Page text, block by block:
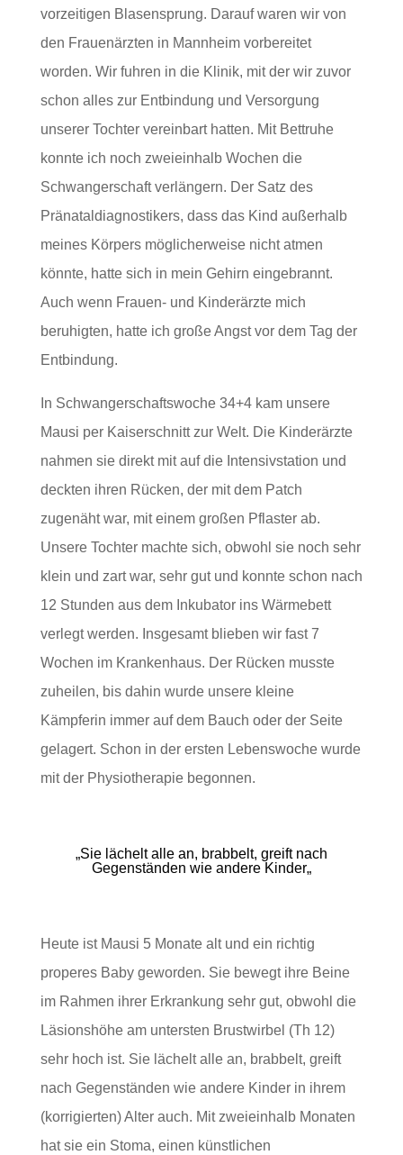
vorzeitigen Blasensprung. Darauf waren wir von
den Frauenärzten in Mannheim vorbereitet
worden. Wir fuhren in die Klinik, mit der wir zuvor
schon alles zur Entbindung und Versorgung
unserer Tochter vereinbart hatten. Mit Bettruhe
konnte ich noch zweieinhalb Wochen die
Schwangerschaft verlängern. Der Satz des
Pränataldiagnostikers, dass das Kind außerhalb
meines Körpers möglicherweise nicht atmen
könnte, hatte sich in mein Gehirn eingebrannt.
Auch wenn Frauen- und Kinderärzte mich
beruhigten, hatte ich große Angst vor dem Tag der
Entbindung.
In Schwangerschaftswoche 34+4 kam unsere
Mausi per Kaiserschnitt zur Welt. Die Kinderärzte
nahmen sie direkt mit auf die Intensivstation und
deckten ihren Rücken, der mit dem Patch
zugenäht war, mit einem großen Pflaster ab.
Unsere Tochter machte sich, obwohl sie noch sehr
klein und zart war, sehr gut und konnte schon nach
12 Stunden aus dem Inkubator ins Wärmebett
verlegt werden. Insgesamt blieben wir fast 7
Wochen im Krankenhaus. Der Rücken musste
zuheilen, bis dahin wurde unsere kleine
Kämpferin immer auf dem Bauch oder der Seite
gelagert. Schon in der ersten Lebenswoche wurde
mit der Physiotherapie begonnen.
„Sie lächelt alle an, brabbelt, greift nach
Gegenständen wie andere Kinder„
Heute ist Mausi 5 Monate alt und ein richtig
properes Baby geworden. Sie bewegt ihre Beine
im Rahmen ihrer Erkrankung sehr gut, obwohl die
Läsionshöhe am untersten Brustwirbel (Th 12)
sehr hoch ist. Sie lächelt alle an, brabbelt, greift
nach Gegenständen wie andere Kinder in ihrem
(korrigierten) Alter auch. Mit zweieinhalb Monaten
hat sie ein Stoma, einen künstlichen